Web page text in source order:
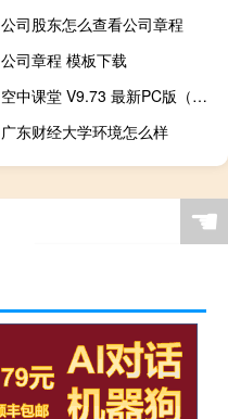
公司股东怎么查看公司章程
公司章程 模板下载
空中课堂 V9.73 最新PC版（空中课堂 V9.73 最新PC版功能简介）
广东财经大学环境怎么样
☚